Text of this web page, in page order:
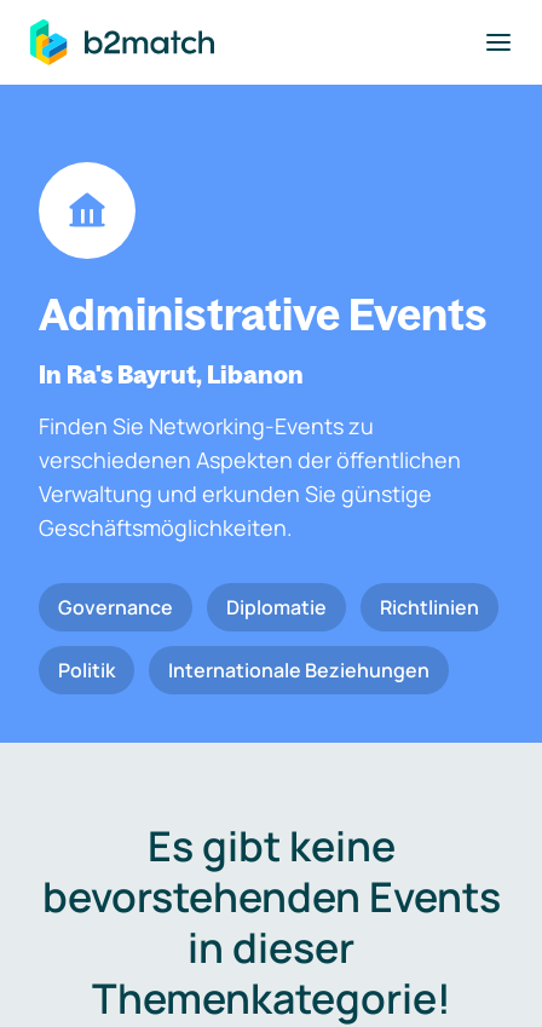
springen
Administrative Events
In Ra's Bayrut, Libanon
Finden Sie Networking-Events zu
verschiedenen Aspekten der öffentlichen
Verwaltung und erkunden Sie günstige
Geschäftsmöglichkeiten.
Governance Diplomatie Richtlinien
Politik Internationale Beziehungen
Es gibt keine
bevorstehenden Events
in dieser
Themenkategorie!